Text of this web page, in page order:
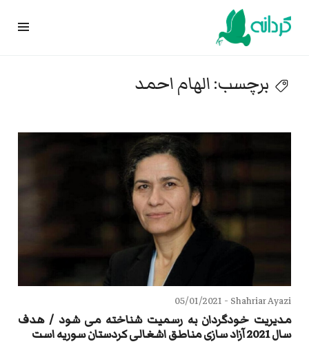
Skip
برچسب:الهام احمد
Shahriar Ayazi -
05/01/2021
مدیریت خودگردان به رسمیت شناخته می شود / هدف
سال 2021 آزاد سازی مناطق اشغالی کردستان سوریه است